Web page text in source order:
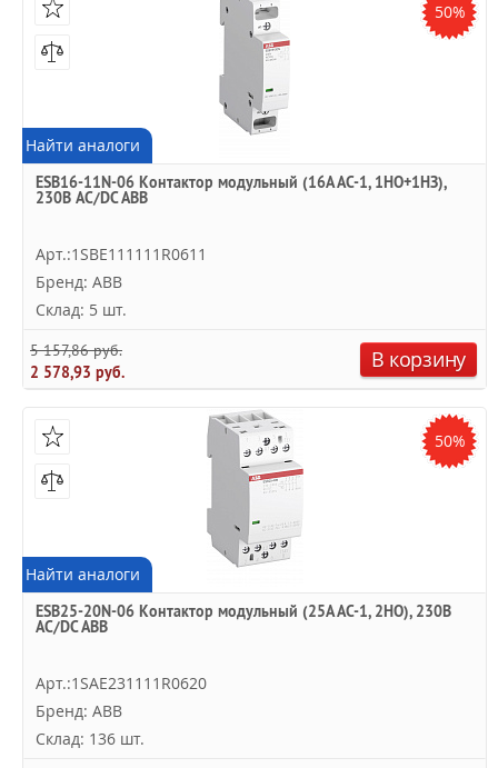
50%
Найти аналоги
ESB16-11N-06 Контактор модульный (16А АС-1, 1НО+1НЗ),
230В AC/DC ABB
Арт.:1SBE111111R0611
Бренд: ABB
Склад: 5 шт.
5 157,86 руб.
2 578,93 руб.
В корзину
50%
Найти аналоги
ESB25-20N-06 Контактор модульный (25А АС-1, 2НО), 230В
AC/DC ABB
Арт.:1SAE231111R0620
Бренд: ABB
Склад: 136 шт.